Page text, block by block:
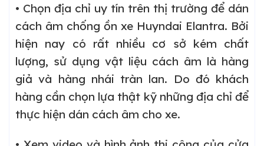
• Chọn địa chỉ uy tín trên thị trường để dán
cách âm chống ồn xe Huyndai Elantra. Bởi
hiện nay có rất nhiều cơ sở kém chất
lượng, sử dụng vật liệu cách âm là hàng
giả và hàng nhái tràn lan. Do đó khách
hàng cần chọn lựa thật kỹ những địa chỉ để
thực hiện dán cách âm cho xe.